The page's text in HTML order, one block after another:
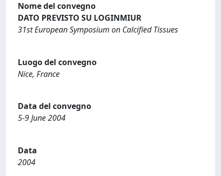
Nome del convegno
DATO PREVISTO SU LOGINMIUR
31st European Symposium on Calcified Tissues
Luogo del convegno
Nice, France
Data del convegno
5-9 June 2004
Data
2004